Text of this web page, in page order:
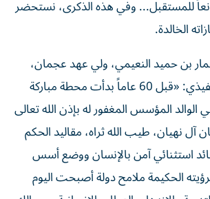
للمستقبل... وفي هذه الذكرى، نستحضر
الخالدة.
بن حميد النعيمي، ولي عهد عجمان،
رئيس المجلس التنفيذي: «قبل 60 عاماً بدأت محطة مباركة
الوالد المؤسس المغفور له بإذن الله تعالى
آل نهيان، طيب الله ثراه، مقاليد الحكم
استثنائي آمن بالإنسان ووضع أسس
الحكيمة ملامح دولة أصبحت اليوم